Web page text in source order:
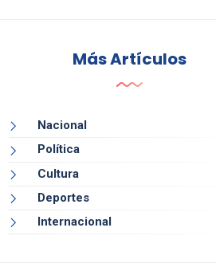
Más Artículos
Nacional
Política
Cultura
Deportes
Internacional